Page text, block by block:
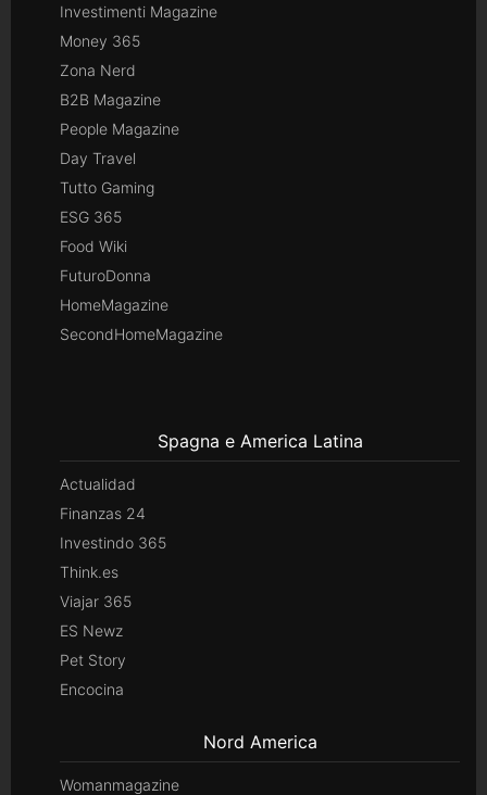
Investimenti Magazine
Money 365
Zona Nerd
B2B Magazine
People Magazine
Day Travel
Tutto Gaming
ESG 365
Food Wiki
FuturoDonna
HomeMagazine
SecondHomeMagazine
Spagna e America Latina
Actualidad
Finanzas 24
Investindo 365
Think.es
Viajar 365
ES Newz
Pet Story
Encocina
Nord America
Womanmagazine